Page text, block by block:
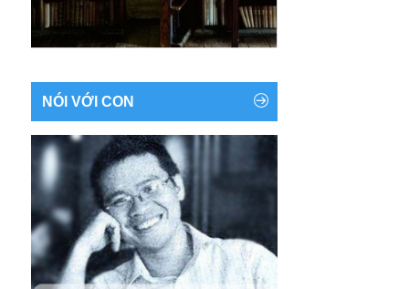
NÓI VỚI CON